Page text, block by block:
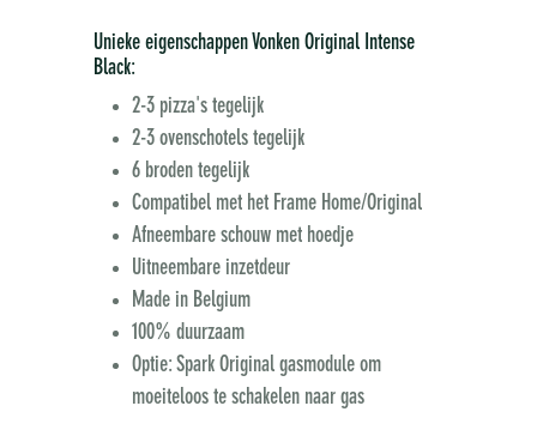
Unieke eigenschappen Vonken Original Intense
Black:
2-3 pizza's tegelijk
2-3 ovenschotels tegelijk
6 broden tegelijk
Compatibel met het Frame Home/Original
Afneembare schouw met hoedje
Uitneembare inzetdeur
Made in Belgium
100% duurzaam
Optie: Spark Original gasmodule om
moeiteloos te schakelen naar gas